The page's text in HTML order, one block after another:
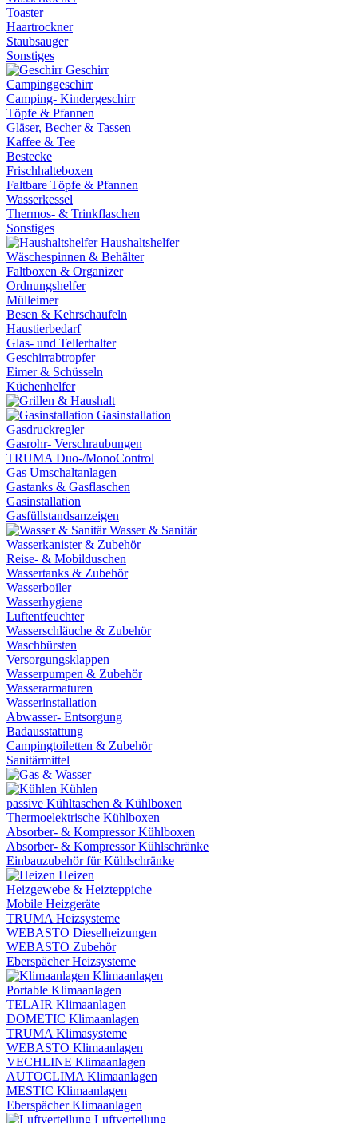
Toaster
Haartrockner
Staubsauger
Sonstiges
Geschirr
Campinggeschirr
Camping- Kindergeschirr
Töpfe & Pfannen
Gläser, Becher & Tassen
Kaffee & Tee
Bestecke
Frischhalteboxen
Faltbare Töpfe & Pfannen
Wasserkessel
Thermos- & Trinkflaschen
Sonstiges
Haushaltshelfer
Wäschespinnen & Behälter
Faltboxen & Organizer
Ordnungshelfer
Mülleimer
Besen & Kehrschaufeln
Haustierbedarf
Glas- und Tellerhalter
Geschirrabtropfer
Eimer & Schüsseln
Küchenhelfer
Gasinstallation
Gasdruckregler
Gasrohr- Verschraubungen
TRUMA Duo-/MonoControl
Gas Umschaltanlagen
Gastanks & Gasflaschen
Gasinstallation
Gasfüllstandsanzeigen
Wasser & Sanitär
Wasserkanister & Zubehör
Reise- & Mobilduschen
Wassertanks & Zubehör
Wasserboiler
Wasserhygiene
Luftentfeuchter
Wasserschläuche & Zubehör
Waschbürsten
Versorgungsklappen
Wasserpumpen & Zubehör
Wasserarmaturen
Wasserinstallation
Abwasser- Entsorgung
Badausstattung
Campingtoiletten & Zubehör
Sanitärmittel
Kühlen
passive Kühltaschen & Kühlboxen
Thermoelektrische Kühlboxen
Absorber- & Kompressor Kühlboxen
Absorber- & Kompressor Kühlschränke
Einbauzubehör für Kühlschränke
Heizen
Heizgewebe & Heizteppiche
Mobile Heizgeräte
TRUMA Heizsysteme
WEBASTO Dieselheizungen
WEBASTO Zubehör
Eberspächer Heizsysteme
Klimaanlagen
Portable Klimaanlagen
TELAIR Klimaanlagen
DOMETIC Klimaanlagen
TRUMA Klimasysteme
WEBASTO Klimaanlagen
VECHLINE Klimaanlagen
AUTOCLIMA Klimaanlagen
MESTIC Klimaanlagen
Eberspächer Klimaanlagen
Luftverteilung